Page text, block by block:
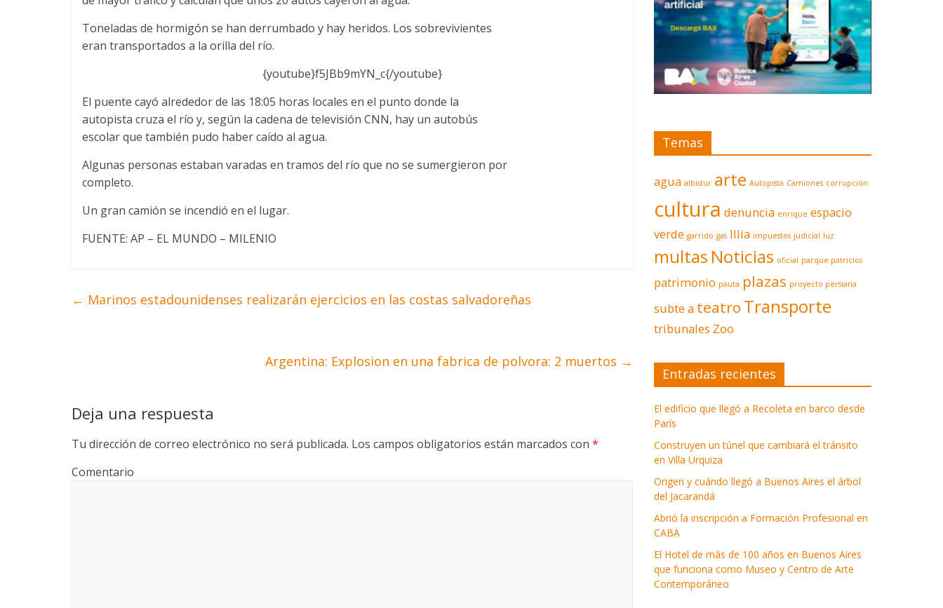
Toneladas de hormigón se han derrumbado y hay heridos. Los sobrevivientes
eran transportados a la orilla del río.
{youtube}f5JBb9mYN_c{/youtube}
El puente cayó alrededor de las 18:05 horas locales en el punto donde la
autopista cruza el río y, según la cadena de televisión CNN, hay un autobús
escolar que también pudo haber caído al agua.
Algunas personas estaban varadas en tramos del río que no se sumergieron por
completo.
Un gran camión se incendió en el lugar.
FUENTE: AP – EL MUNDO – MILENIO
← Marinos estadounidenses realizarán ejercicios en las costas salvadoreñas
Argentina: Explosion en una fabrica de polvora: 2 muertos →
Deja una respuesta
Tu dirección de correo electrónico no será publicada. Los campos obligatorios están marcados con *
Comentario
Temas
agua albistur arte Autopista Camiones corrupción
cultura denuncia enrique espacio
verde garrido gas Illia impuestos judicial luz
multas Noticias oficial parque patricios
patrimonio pauta plazas proyecto persiana
subte a teatro Transporte
tribunales Zoo
Entradas recientes
El edificio que llegó a Recoleta en barco desde
París
Construyen un túnel que cambiará el tránsito
en Villa Urquiza
Origen y cuándo llegó a Buenos Aires el árbol
del Jacarandá
Abrió la inscripción a Formación Profesional en
CABA
El Hotel de más de 100 años en Buenos Aires
que funciona como Museo y Centro de Arte
Contemporáneo